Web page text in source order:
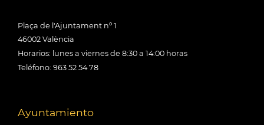
Plaça de l'Ajuntament nº 1
46002 València
Horarios: lunes a viernes de 8:30 a 14:00 horas
Teléfono: 963 52 54 78
Ayuntamiento